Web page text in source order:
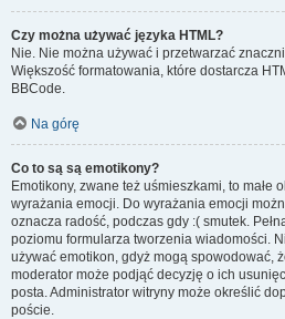
Czy można używać języka HTML?
Nie. Nie można używać i przetwarzać
Większość formatowania, które dostarcza
BBCode.
Na górę
Co to są są emotikony?
Emotikony, zwane też uśmieszkami, to małe
wyrażania emocji. Do wyrażania emocji
oznacza radość, podczas gdy :( smutek.
poziomu formularza tworzenia wiadomości.
używać emotikon, gdyż mogą spowodować,
moderator może podjąć decyzję o ich
posta. Administrator witryny może określić
poście.